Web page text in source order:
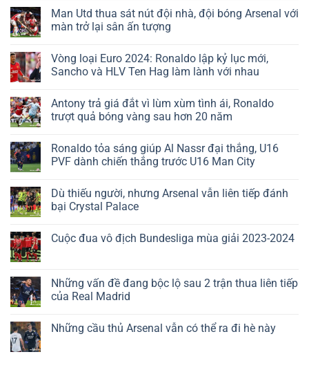
Man Utd thua sát nút đội nhà, đội bóng Arsenal với
màn trở lại sân ấn tượng
Vòng loại Euro 2024: Ronaldo lập kỷ lục mới,
Sancho và HLV Ten Hag làm lành với nhau
Antony trả giá đắt vì lùm xùm tình ái, Ronaldo
trượt quả bóng vàng sau hơn 20 năm
Ronaldo tỏa sáng giúp Al Nassr đại thắng, U16
PVF dành chiến thắng trước U16 Man City
Dù thiếu người, nhưng Arsenal vẫn liên tiếp đánh
bại Crystal Palace
Cuộc đua vô địch Bundesliga mùa giải 2023-2024
Những vấn đề đang bộc lộ sau 2 trận thua liên tiếp
của Real Madrid
Những cầu thủ Arsenal vẫn có thể ra đi hè này